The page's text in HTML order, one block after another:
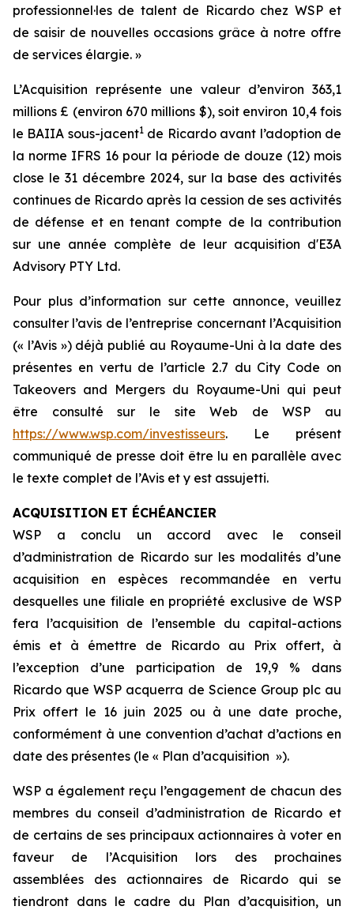
professionnel·les de talent de Ricardo chez WSP et
de saisir de nouvelles occasions grâce à notre offre
de services élargie. »
L’Acquisition représente une valeur d’environ 363,1
millions £ (environ 670 millions $), soit environ 10,4 fois
le BAIIA sous-jacent1de Ricardo avant l’adoption de
la norme IFRS 16 pour la période de douze (12) mois
close le 31 décembre 2024, sur la base des activités
continues de Ricardo après la cession de ses activités
de défense et en tenant compte de la contribution
sur une année complète de leur acquisition d'E3A
Advisory PTY Ltd.
Pour plus d’information sur cette annonce, veuillez
consulter l’avis de l’entreprise concernant l’Acquisition
(« l’Avis ») déjà publié au Royaume-Uni à la date des
présentes en vertu de l’article 2.7 du City Code on
Takeovers and Mergers du Royaume-Uni qui peut
être consulté sur le site Web de WSP au
https://www.wsp.com/investisseurs. Le présent
communiqué de presse doit être lu en parallèle avec
le texte complet de l’Avis et y est assujetti.
ACQUISITION ET ÉCHÉANCIER
WSP a conclu un accord avec le conseil
d’administration de Ricardo sur les modalités d’une
acquisition en espèces recommandée en vertu
desquelles une filiale en propriété exclusive de WSP
fera l’acquisition de l’ensemble du capital-actions
émis et à émettre de Ricardo au Prix offert, à
l’exception d’une participation de 19,9 % dans
Ricardo que WSP acquerra de Science Group plc au
Prix offert le 16 juin 2025 ou à une date proche,
conformément à une convention d’achat d’actions en
date des présentes (le « Plan d’acquisition »).
WSP a également reçu l’engagement de chacun des
membres du conseil d’administration de Ricardo et
de certains de ses principaux actionnaires à voter en
faveur de l’Acquisition lors des prochaines
assemblées des actionnaires de Ricardo qui se
tiendront dans le cadre du Plan d’acquisition, un